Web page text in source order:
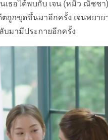
ธอได้พบกับ เจน (หมิว ณัชช
กขุดขึ้นมาอีกครั้ง เจนพยาย
บมามีประกายอีกครั้ง